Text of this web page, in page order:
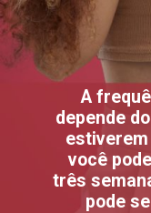
A
depende
você
três
pode